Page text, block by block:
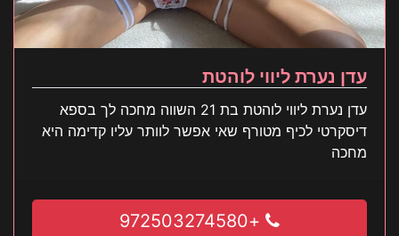
עדן נערת ליווי לוהטת
עדן נערת ליווי לוהטת בת 21 השווה מחכה לך בספא
דיסקרטי לכיף מטורף שאי אפשר לוותר עליו קדימה היא
מחכה
+972503274580